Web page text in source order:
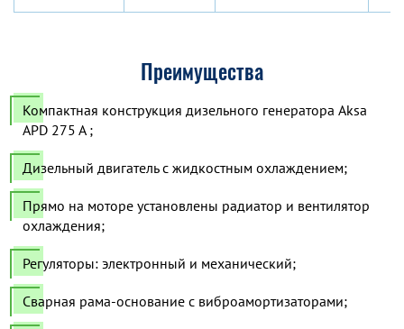
Преимущества
Компактная конструкция дизельного генератора Aksa
APD 275 A ;
Дизельный двигатель с жидкостным охлаждением;
Прямо на моторе установлены радиатор и вентилятор
охлаждения;
Регуляторы: электронный и механический;
Сварная рама-основание с виброамортизаторами;